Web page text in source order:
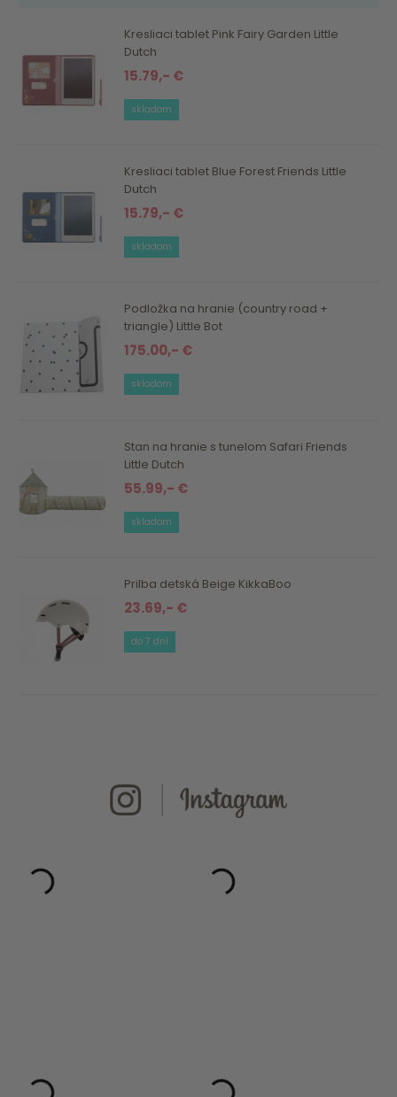
Kresliaci tablet Pink Fairy Garden Little
Dutch
15.79,- €
skladom
Kresliaci tablet Blue Forest Friends Little
Dutch
15.79,- €
skladom
Podložka na hranie (country road +
triangle) Little Bot
175.00,- €
skladom
Stan na hranie s tunelom Safari Friends
Little Dutch
55.99,- €
skladom
Prilba detská Beige KikkaBoo
23.69,- €
do 7 dní